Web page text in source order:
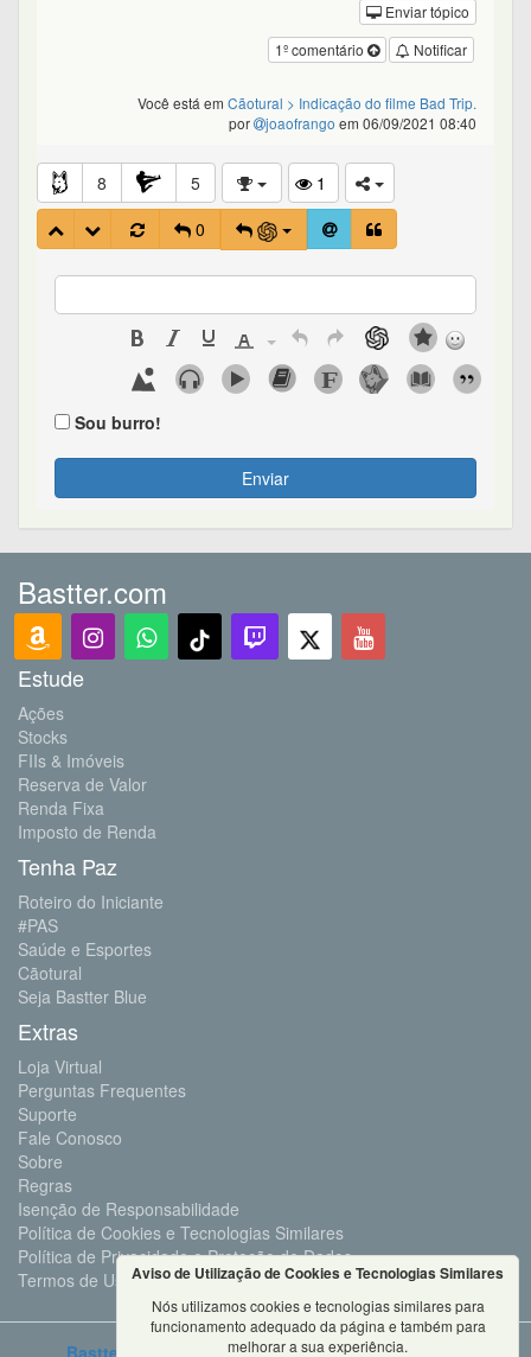
Enviar tópico
Notificar
1º comentário
Você está em Cãotural > Indicação do filme Bad Trip.
por
joaofrango em 06/09/2021 08:40
8 5
1
0
Sou burro!
Enviar
Bastter.com
Estude
Ações
Stocks
FIIs & Imóveis
Reserva de Valor
Renda Fixa
Imposto de Renda
Tenha Paz
Roteiro do Iniciante
#PAS
Saúde e Esportes
Cãotural
Seja Bastter Blue
Extras
Loja Virtual
Perguntas Frequentes
Suporte
Fale Conosco
Sobre
Regras
Isenção de Responsabilidade
Política de Cookies e Tecnologias Similares
Política de Privacidade e Proteção de Dados
Termos de Uso
Bastter.com 2001 ©Todos os Direitos Reservados
Aviso de Utilização de Cookies e Tecnologias Similares
Nós utilizamos cookies e tecnologias similares para
funcionamento adequado da página e também para
melhorar a sua experiência.